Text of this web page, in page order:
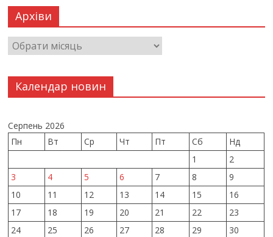
Архіви
Календар новин
Серпень 2026
Пн
Вт Ср Чт Пт Сб
Нд
1
2
3
4 5 6 7 8
9
10
11 12 13 14 15
16
17
18 19 20 21 22
23
24
25 26 27 28 29
30